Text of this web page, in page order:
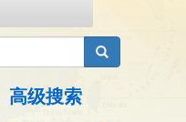
搜索
高级搜索